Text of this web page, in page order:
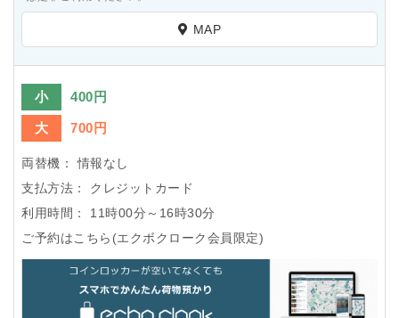
MAP
小 400円
大 700円
両替機：
情報なし
支払方法：
クレジットカード
利用時間：
11時00分～16時30分
ご予約はこちら(エクボクローク会員限定)